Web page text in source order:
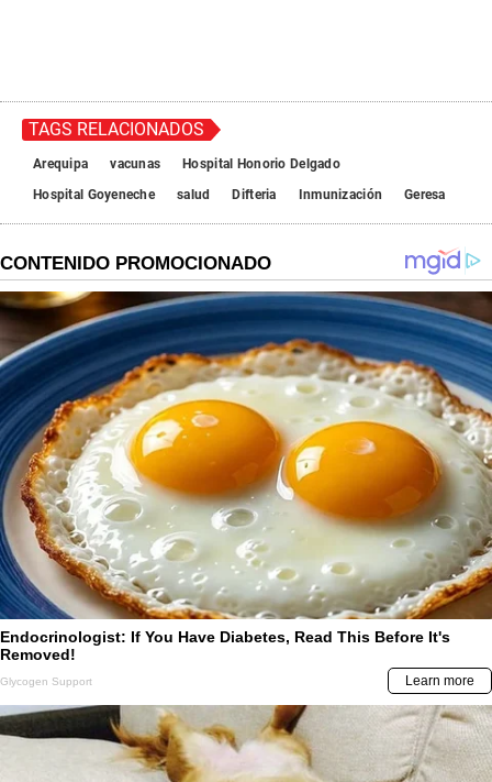
TAGS RELACIONADOS
Arequipa vacunas
Hospital Honorio Delgado
Hospital Goyeneche
salud Difteria Inmunización Geresa